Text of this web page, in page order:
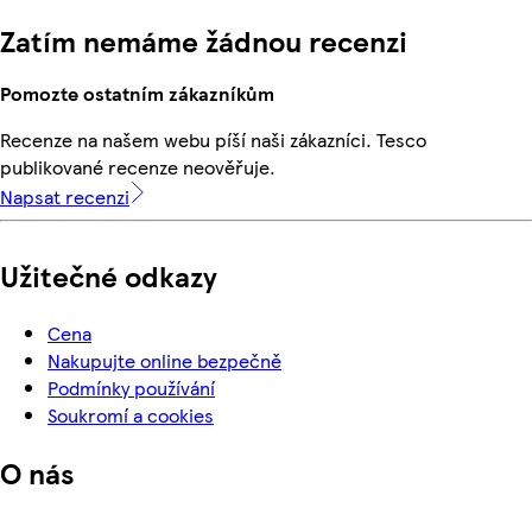
Zatím nemáme žádnou recenzi
Pomozte ostatním zákazníkům
Recenze na našem webu píší naši zákazníci. Tesco
publikované recenze neověřuje.
Napsat recenzi
Užitečné odkazy
Cena
Nakupujte online bezpečně
Podmínky používání
Soukromí a cookies
O nás